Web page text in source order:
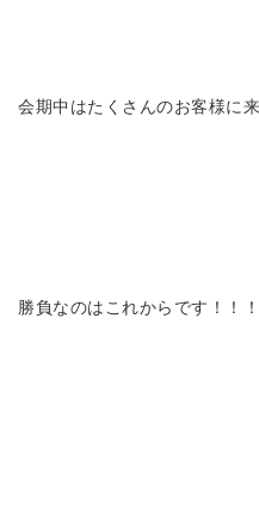
会期中はたくさんのお客様に
勝負なのはこれからです！！！